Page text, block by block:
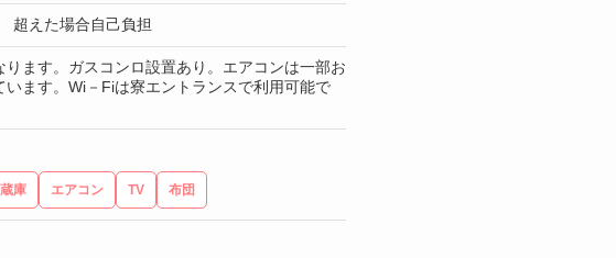
超えた場合自己負担
ます。ガスコンロ設置あり。エアコンは一部お
います。Wi－Fiは寮エントランスで利用可能で
庫 エアコン TV 布団